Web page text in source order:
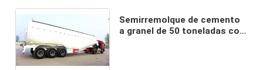
Semirremolque de cemento
a granel de 50 toneladas con